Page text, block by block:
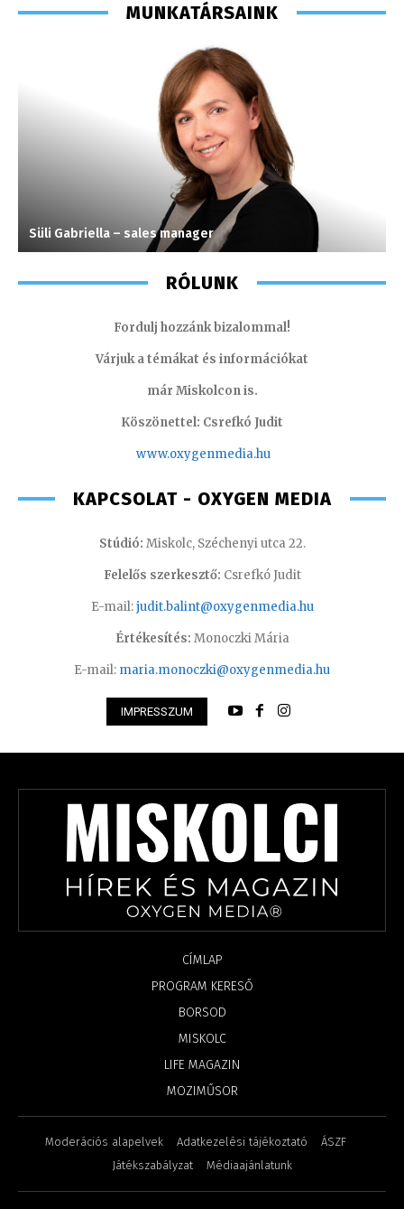
MUNKATÁRSAINK
Süli Gabriella – sales manager
RÓLUNK
Fordulj hozzánk bizalommal!
Várjuk a témákat és információkat
már Miskolcon is.
Köszönettel: Csrefkó Judit
www.oxygenmedia.hu
KAPCSOLAT - OXYGEN MEDIA
Stúdió: Miskolc, Széchenyi utca 22.
Felelős szerkesztő: Csrefkó Judit
E-mail:judit.balint@oxygenmedia.hu
Értékesítés: Monoczki Mária
E-mail: maria.monoczki@oxygenmedia.hu
IMPRESSZUM
CÍMLAP
PROGRAM KERESŐ
BORSOD
MISKOLC
LIFE MAGAZIN
MOZIMŰSOR
Moderációs alapelvek Adatkezelési tájékoztató
ÁSZF
Játékszabályzat
Médiaajánlatunk